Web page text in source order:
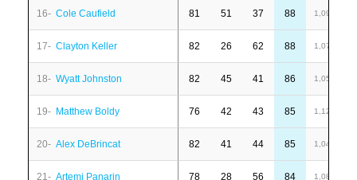
16- Cole Caufield 81 51 37 88 1,09
17- Clayton Keller 82 26 62 88 1,07
18- Wyatt Johnston 82 45 41 86 1,05
19- Matthew Boldy 76 42 43 85 1,12
20- Alex DeBrincat 82 41 44 85 1,04
21- Artemi Panarin 78 28 56 84 1,08